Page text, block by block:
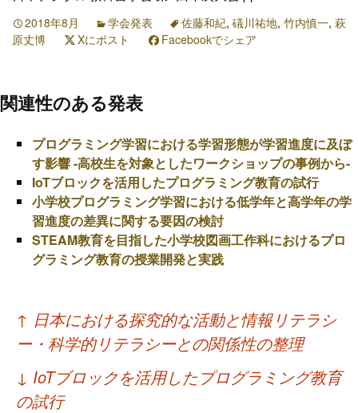
2018年8月 学会発表 佐藤和紀, 礒川祐地, 竹内慎一, 萩
原丈博
Xにポスト Facebookでシェア
関連性のある発表
プログラミング学習における学習形態が学習進度に及ぼ
す影響 -高校生を対象としたワークショップの事例から-
IoTブロックを活用したプログラミング教育の試行
小学校プログラミング学習における低学年と高学年の学
習進度の差異に関する要因の検討
STEAM教育を目指した小学校図画工作科におけるプロ
グラミング教育の授業開発と実践
投
稿
ナ
ビ
↑ 日本における探究的な活動と情報リテラシ
ー・科学的リテラシーとの関係性の整理
↓ IoTブロックを活用したプログラミング教育
の試行